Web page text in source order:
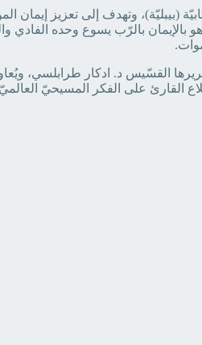
وتهدف إلى تعزيز إيمان
بالإيمان بالرّب يسوع وحده